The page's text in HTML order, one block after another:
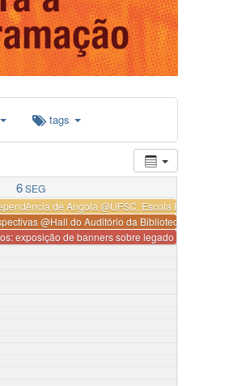
tags
6SEG
de Angola@UFSC, Escola Beatriz de
@Hall do Auditório da Biblioteca Central
exposição de banners sobre legado africano